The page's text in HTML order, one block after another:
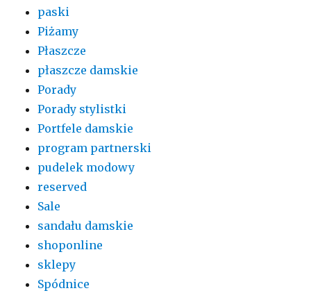
paski
Piżamy
Płaszcze
płaszcze damskie
Porady
Porady stylistki
Portfele damskie
program partnerski
pudelek modowy
reserved
Sale
sandału damskie
shoponline
sklepy
Spódnice